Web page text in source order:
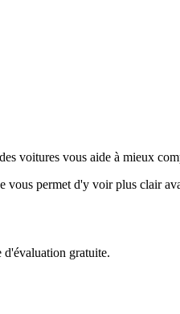
voitures vous aide à mieux
permet d'y voir plus clair
d'évaluation gratuite.